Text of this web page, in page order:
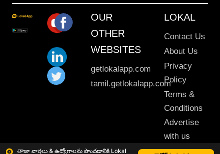
తాజా వార్తలు & ఉద్యోగాలను పొందడానికి Lokal
OUR
OTHER
WEBSITES
getlokalapp.com
tamil.getlokalapp.com
LOKAL
Contact Us
About Us
Privacy
Policy
Terms &
Conditions
Advertise
with us
Sitemap